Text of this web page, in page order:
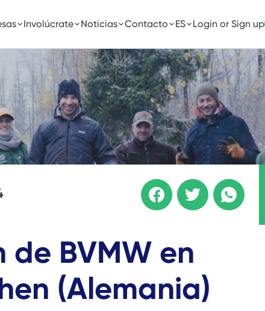
Involúcrate Noticias Contacto ES Login or Sign up
de BVMW en
(Alemania)